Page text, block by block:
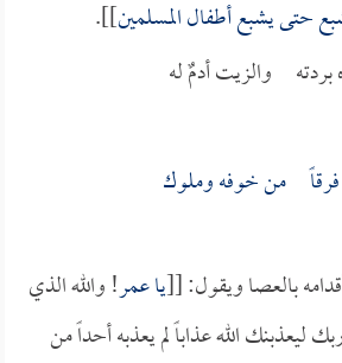
حتى يشبع أطفال المسلمين]].
والزيت أدمٌ له
فرقاً من خوفه وملوك
بالعصا ويقول: [[ياعمر! والله الذي
ليعذبنك الله عذاباً لم يعذبه أحداً من